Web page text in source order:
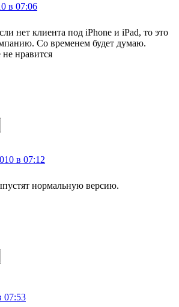
в 07:06
нет клиента под iPhone и iPad, то это
Со временем будет думаю.
нравится
в 07:12
нормальную версию.
07:53